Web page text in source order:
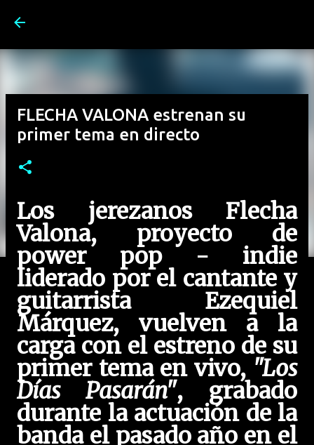
FLECHA VALONA estrenan su
primer tema en directo
Los jerezanos Flecha
Valona, proyecto de
power pop - indie
liderado por el cantante y
guitarrista Ezequiel
Márquez, vuelven a la
carga con el estreno de su
primer tema en vivo, "Los
Días Pasarán", grabado
durante la actuación de la
banda el pasado año en el